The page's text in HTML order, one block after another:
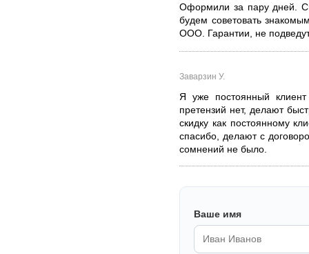
Оформили за пару дней.
будем советовать
ООО. Гарантии, не
Заварзин У.
Я уже постоянный
претензий нет, делают
скидку как постоянному
спасибо, делают с
сомнений не было.
Ваше имя